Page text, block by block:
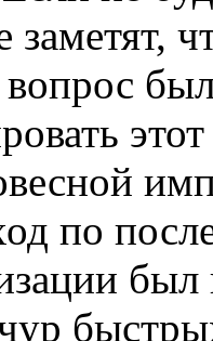
заметят,
по
был